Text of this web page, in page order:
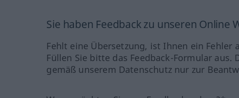
Sie haben Feedback zu unseren Online
Fehlt eine Übersetzung, ist Ihnen ein
Füllen Sie bitte das Feedback-Formular
gemäß unserem Datenschutz nur zur